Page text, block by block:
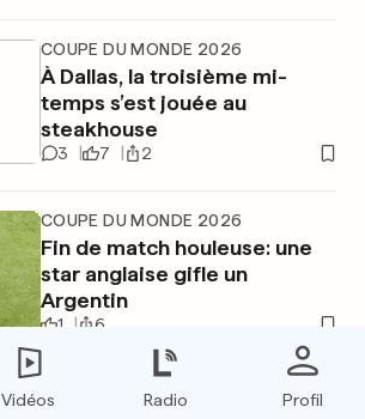
COUPE DU MONDE 2026
À Dallas, la troisième mi-
temps s’est jouée au
steakhouse
3 7 2
COUPE DU MONDE 2026
Fin de match houleuse: une
star anglaise gifle un
Argentin
1 6
COUPE DU MONDE 2026
Vidéos Radio Profil